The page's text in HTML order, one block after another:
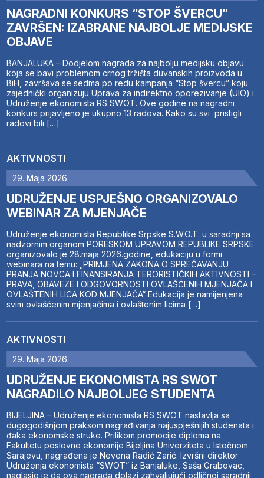
NAGRADNI KONKURS “STOP ŠVERCU”
ZAVRŠEN: IZABRANE NAJBOLJE MEDIJSKE
OBJAVE
BANJALUKA – Dodjelom nagrada za najbolju medijsku objavu
koja se bavi problemom crnog tržišta duvanskih proizvoda u
BiH, završava se sedma po redu kampanja “Stop švercu” koju
zajednički organizuju Uprava za indirektno oporezivanje (UIO) i
Udruženje ekonomista RS SWOT. Ove godine na nagradni
konkurs prijavljeno je ukupno 13 radova. Kako su svi pristigli
radovi bili […]
AKTIVNOSTI
29. Maja 2026.
UDRUŽENJE USPJEŠNO ORGANIZOVALO
WEBINAR ZA MJENJAČE
Udruženje ekonomista Republike Srpske S.W.O.T. u saradnji sa
nadzornim organom PORESKOM UPRAVOM REPUBLIKE SRPSKE
organizovalo je 28.maja 2026.godine, edukaciju u formi
webinara na temu: „PRIMJENA ZAKONA O SPREČAVANJU
PRANJA NOVCA I FINANSIRANJA TERORISTIČKIH AKTIVNOSTI –
PRAVA, OBAVEZE I ODGOVORNOSTI OVLAŠĆENIH MJENJAČA I
OVLAŠTENIH LICA KOD MJENJAČA“ Edukacija je namijenjena
svim ovlašćenim mjenjačima i ovlaštenim licima […]
AKTIVNOSTI
29. Maja 2026.
UDRUŽENJE EKONOMISTA RS SWOT
NAGRADILO NAJBOLJEG STUDENTA
BIJELJINA – Udruženje ekonomista RS SWOT nastavlja sa
dugogodišnjom praksom nagrađivanja najuspješnijih studenata i
đaka ekonomske struke. Prilikom promocije diploma na
Fakultetu poslovne ekonomije Bijeljina Univerziteta u Istočnom
Sarajevu, nagrađena je Nevena Radić Zarić. Izvršni direktor
Udruženja ekonomista “SWOT” iz Banjaluke, Saša Grabovac,
naglasio je da ova nagrada dolazi zahvaljujući odličnoj saradnji